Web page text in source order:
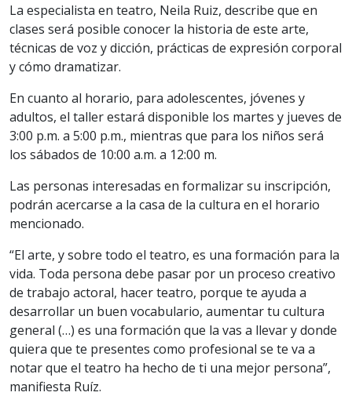
La especialista en teatro, Neila Ruiz, describe que en
clases será posible conocer la historia de este arte,
técnicas de voz y dicción, prácticas de expresión corporal
y cómo dramatizar.
En cuanto al horario, para adolescentes, jóvenes y
adultos, el taller estará disponible los martes y jueves de
3:00 p.m. a 5:00 p.m., mientras que para los niños será
los sábados de 10:00 a.m. a 12:00 m.
Las personas interesadas en formalizar su inscripción,
podrán acercarse a la casa de la cultura en el horario
mencionado.
“El arte, y sobre todo el teatro, es una formación para la
vida. Toda persona debe pasar por un proceso creativo
de trabajo actoral, hacer teatro, porque te ayuda a
desarrollar un buen vocabulario, aumentar tu cultura
general (…) es una formación que la vas a llevar y donde
quiera que te presentes como profesional se te va a
notar que el teatro ha hecho de ti una mejor persona”,
manifiesta Ruíz.